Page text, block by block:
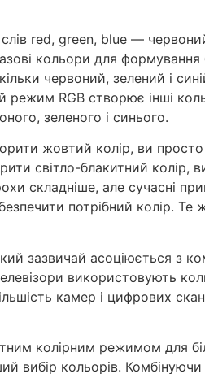
red, green, blue —
кольори для
червоний, зелений і
режим RGB створює інші
зеленого і синього.
жовтий колір, ви просто
світло-блакитний колір,
складніше, але сучасні
потрібний колір. Те
зазвичай асоціюється з
використовують
камер і цифрових
колірним режимом для
вибір кольорів.